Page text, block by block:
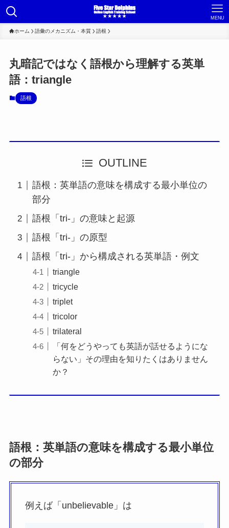
MENU
ホーム 語彙のメカニズム・本質 語根
丸暗記ではなく語根から理解する英単
語：triangle
語根
OUTLINE
語根：英単語の意味を構成する最小単位の
部分
語根「tri-」の意味と起源
語根「tri-」の原型
語根「tri-」から構成される英単語・例文
triangle
tricycle
triplet
tricolor
trilateral
「何をどうやっても英語が話せるようにな
らない」その理由を知りたくはありません
か？
語根：英単語の意味を構成する最小単位
の部分
例えば「unbelievable」は